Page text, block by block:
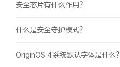
安全芯片有什么作用？
什么是安全守护模式？
OriginOS 4系统默认字体是什么？